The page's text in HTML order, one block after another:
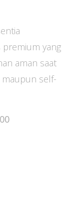
yang
aman saat
maupun self-